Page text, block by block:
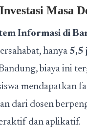
Masa
Informasi di
hanya 5,5
biaya ini
mendapatkan
dari dosen
dan aplikatif.